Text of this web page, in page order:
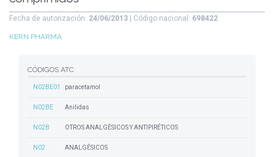
Fecha de autorización: 24/06/2013 | Código nacional: 698422
KERN PHARMA
CÓDIGOS ATC
N02BE01 paracetamol
N02BE Anilidas
N02B OTROS ANALGÉSICOS Y ANTIPIRÉTICOS
N02 ANALGÉSICOS